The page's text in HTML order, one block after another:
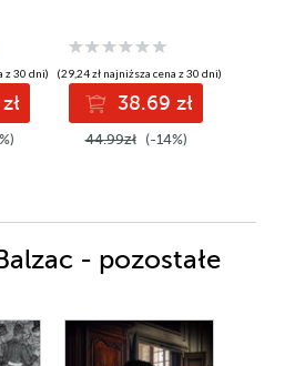
z 30 dni) (29,24 zł najniższa cena z 30 dni)
38.69 zł
44.99zł (-14%)
- pozostałe